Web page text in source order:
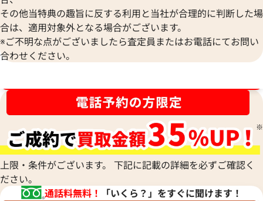
参考買取価格
21,000 円
2025年8月17日時点
参考買取価格
2025年8月17日時
その他当特典の趣旨に反する利用と当社が合理的に判断した場
合は、適用対象外となる場合がございます。
※ご不明な点がございましたら査定員またはお電話にてお問い
合わせください。
上限・条件がございます。 下記に記載の詳細を必ずご確認く
ださい。
通話料無料！
「いくら？」をすぐに聞けます！